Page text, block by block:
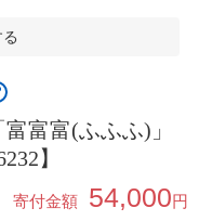
富富(ふふふ)」
】
寄付金額 54,000円